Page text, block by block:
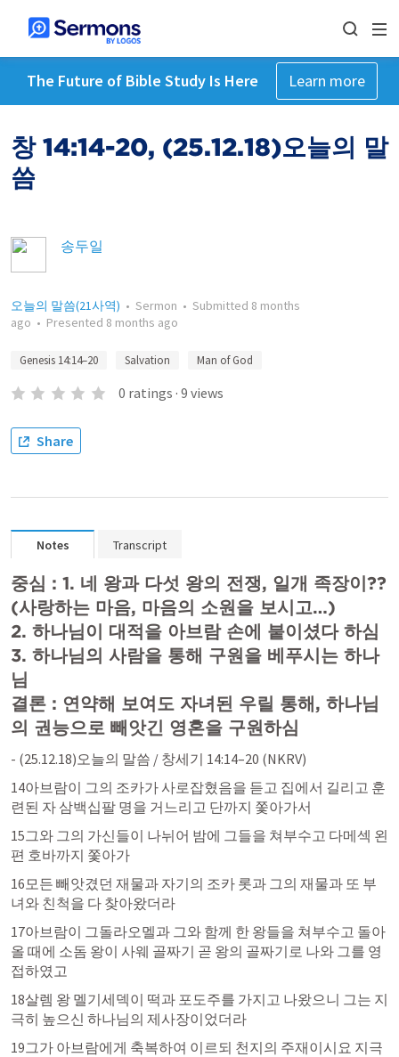
The Future of Bible Study Is Here Learn more
창 14:14-20, (25.12.18)오늘의 말
씀
송두일
오늘의 말씀(21사역) • Sermon • Submitted 8 months
ago • Presented 8 months ago
Genesis 14:14–20 Salvation Man of God
0 ratings · 9 views
Share
Notes Transcript
중심 : 1. 네 왕과 다섯 왕의 전쟁, 일개 족장이??
(사랑하는 마음, 마음의 소원을 보시고…)
2. 하나님이 대적을 아브람 손에 붙이셨다 하심
3. 하나님의 사람을 통해 구원을 베푸시는 하나
님
결론 : 연약해 보여도 자녀된 우릴 통해, 하나님
의 권능으로 빼앗긴 영혼을 구원하심
- (25.12.18)오늘의 말씀 / 창세기 14:14–20 (NKRV)
14아브람이 그의 조카가 사로잡혔음을 듣고 집에서 길리고 훈
련된 자 삼백십팔 명을 거느리고 단까지 쫓아가서
15그와 그의 가신들이 나뉘어 밤에 그들을 쳐부수고 다메섹 왼
편 호바까지 쫓아가
16모든 빼앗겼던 재물과 자기의 조카 롯과 그의 재물과 또 부
녀와 친척을 다 찾아왔더라
17아브람이 그돌라오멜과 그와 함께 한 왕들을 쳐부수고 돌아
올 때에 소돔 왕이 사웨 골짜기 곧 왕의 골짜기로 나와 그를 영
접하였고
18살렘 왕 멜기세덱이 떡과 포도주를 가지고 나왔으니 그는 지
극히 높으신 하나님의 제사장이었더라
19그가 아브람에게 축복하여 이르되 천지의 주재이시요 지극